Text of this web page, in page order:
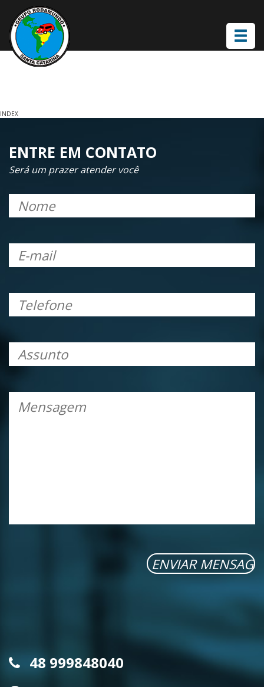
INDEX
ENTRE EM CONTATO
Será um prazer atender você
48 999848040